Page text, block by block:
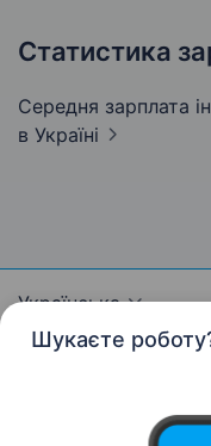
Шукаєте
Статистика
Середня зарплата
в Україні
Українська